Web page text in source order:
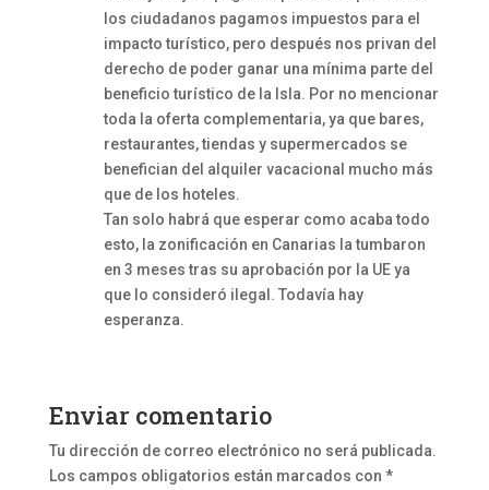
los ciudadanos pagamos impuestos para el
impacto turístico, pero después nos privan del
derecho de poder ganar una mínima parte del
beneficio turístico de la Isla. Por no mencionar
toda la oferta complementaria, ya que bares,
restaurantes, tiendas y supermercados se
benefician del alquiler vacacional mucho más
que de los hoteles.
Tan solo habrá que esperar como acaba todo
esto, la zonificación en Canarias la tumbaron
en 3 meses tras su aprobación por la UE ya
que lo consideró ilegal. Todavía hay
esperanza.
Enviar comentario
Tu dirección de correo electrónico no será publicada.
Los campos obligatorios están marcados con *